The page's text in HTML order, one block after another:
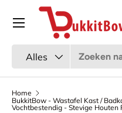
Ga naar inhoud
Alles
Menu
Home
BukkitBow - Wastafel Kast /
Vochtbestendig - Stevige Houten